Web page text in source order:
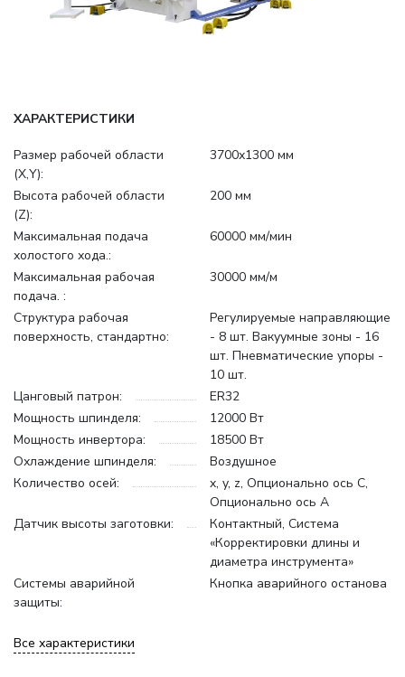
ХАРАКТЕРИСТИКИ
Размер рабочей области
(Х,Y):
3700х1300 мм
Высота рабочей области
(Z):
200 мм
Максимальная подача
холостого хода.:
60000 мм/мин
Максимальная рабочая
подача. :
30000 мм/м
Структура рабочая
поверхность, стандартно:
Регулируемые направляющие
- 8 шт. Вакуумные зоны - 16
шт. Пневматические упоры -
10 шт.
Цанговый патрон:
ER32
Мощность шпинделя:
12000 Вт
Мощность инвертора:
18500 Вт
Охлаждение шпинделя:
Воздушное
Количество осей:
x, y, z, Опционально ось С,
Опционально ось А
Датчик высоты заготовки:
Контактный, Система
«Корректировки длины и
диаметра инструмента»
Системы аварийной
защиты:
Кнопка аварийного останова
Все характеристики